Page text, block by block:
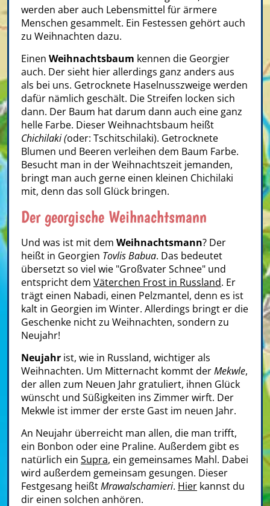
werden aber auch Lebensmittel für ärmere
Menschen gesammelt. Ein Festessen gehört auch
zu Weihnachten dazu.
Einen Weihnachtsbaum kennen die Georgier
auch. Der sieht hier allerdings ganz anders aus
als bei uns. Getrocknete Haselnusszweige werden
dafür nämlich geschält. Die Streifen locken sich
dann. Der Baum hat darum dann auch eine ganz
helle Farbe. Dieser Weihnachtsbaum heißt
Chichilaki (oder: Tschitschilaki). Getrocknete
Blumen und Beeren verleihen dem Baum Farbe.
Besucht man in der Weihnachtszeit jemanden,
bringt man auch gerne einen kleinen Chichilaki
mit, denn das soll Glück bringen.
Der georgische Weihnachtsmann
Und was ist mit dem Weihnachtsmann? Der
heißt in Georgien Tovlis Babua. Das bedeutet
übersetzt so viel wie "Großvater Schnee" und
entspricht dem Väterchen Frost in Russland. Er
trägt einen Nabadi, einen Pelzmantel, denn es ist
kalt in Georgien im Winter. Allerdings bringt er die
Geschenke nicht zu Weihnachten, sondern zu
Neujahr!
Neujahr ist, wie in Russland, wichtiger als
Weihnachten. Um Mitternacht kommt derMekwle,
der allen zum Neuen Jahr gratuliert, ihnen Glück
wünscht und Süßigkeiten ins Zimmer wirft. Der
Mekwle ist immer der erste Gast im neuen Jahr.
An Neujahr überreicht man allen, die man trifft,
ein Bonbon oder eine Praline. Außerdem gibt es
natürlich ein Supra, ein gemeinsames Mahl. Dabei
wird außerdem gemeinsam gesungen. Dieser
Festgesang heißtMrawalschamieri. Hier kannst du
dir einen solchen anhören.